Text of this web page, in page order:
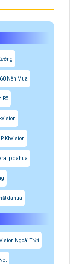
Nên Mua
Rõ
Kbvision
ip dahua
dahua
Ngoài Trời